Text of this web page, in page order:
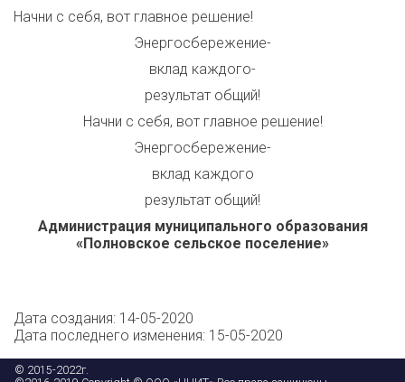
Начни с себя, вот главное решение!
Энергосбережение-
вклад каждого-
результат общий!
Начни с себя, вот главное решение!
Энергосбережение-
вклад каждого
результат общий!
Администрация муниципального образования
«Полновское сельское поселение»
Дата создания: 14-05-2020
Дата последнего изменения: 15-05-2020
© 2015-2022г.